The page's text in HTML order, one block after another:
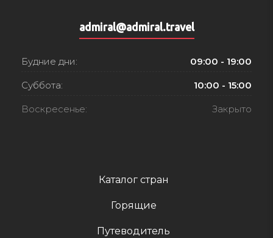
Каталог стран
Горящие
Путеводитель
admiral@admiral.travel
Будние дни: 09:00 - 19:00
Суббота: 10:00 - 15:00
Воскресенье: Закрыто